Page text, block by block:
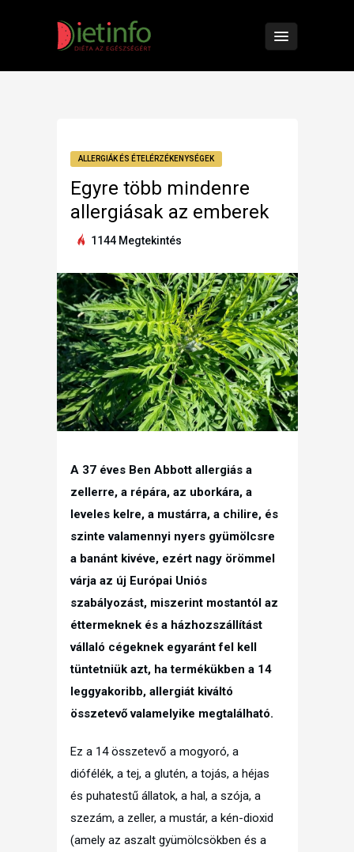
ALLERGIÁK ÉS ÉTELÉRZÉKENYSÉGEK
Egyre több mindenre
allergiásak az emberek
1144 Megtekintés
A 37 éves Ben Abbott allergiás a
zellerre, a répára, az uborkára, a
leveles kelre, a mustárra, a chilire, és
szinte valamennyi nyers gyümölcsre
a banánt kivéve, ezért nagy örömmel
várja az új Európai Uniós
szabályozást, miszerint mostantól az
éttermeknek és a házhozszállítást
vállaló cégeknek egyaránt fel kell
tüntetniük azt, ha termékükben a 14
leggyakoribb, allergiát kiváltó
összetevő valamelyike megtalálható.
Ez a 14 összetevő a mogyoró, a
diófélék, a tej, a glutén, a tojás, a héjas
és puhatestű állatok, a hal, a szója, a
szezám, a zeller, a mustár, a kén-dioxid
(amely az aszalt gyümölcsökben és a